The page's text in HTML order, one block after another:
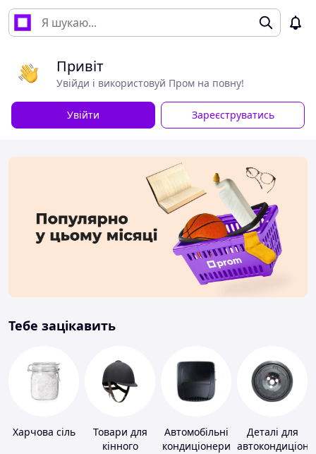
Привіт
Увійди і використовуй Пром на повну!
Увійти Зареєструватись
Тебе зацікавить
Харчова сіль
Товари для
кінного
Автомобільні
кондиціонери
Деталі для